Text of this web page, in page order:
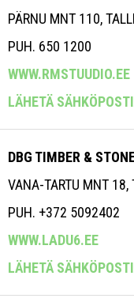
PÄRNU MNT 110,
PUH. 650 1200
WWW.RMSTUUDIO.EE
LÄHETÄ
DBG TIMBER &
VANA-TARTU MNT
PUH. +372 5092402
WWW.LADU6.EE
LÄHETÄ